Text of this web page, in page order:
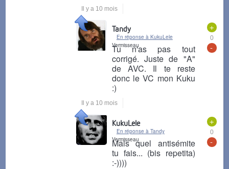
Il y a 10 mois
+
0
-
Tandy
En réponse à KukuLele
Vermisseau
Tu n'as pas tout
corrigé. Juste de "A"
de AVC. Il te reste
donc le VC mon Kuku
:)
Il y a 10 mois
+
0
-
KukuLele
En réponse à Tandy
Vermisseau
Mais quel antisémite
tu fais... (bis repetita)
:-))))